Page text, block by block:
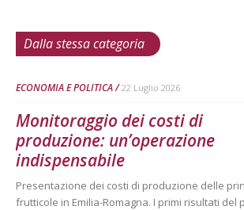
Dalla stessa categoria
ECONOMIA E POLITICA 22 Luglio 2026
Monitoraggio dei costi di
produzione: un’operazione
indispensabile
Presentazione dei costi di produzione delle
frutticole in Emilia-Romagna. I primi risultati del